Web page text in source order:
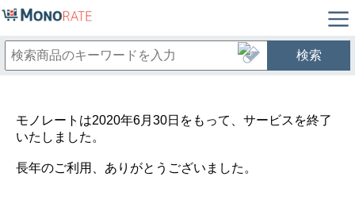
検索
モノレートは2020年6月30日をもって、サービスを終了
いたしました。
長年のご利用、ありがとうございました。